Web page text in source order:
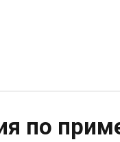
по